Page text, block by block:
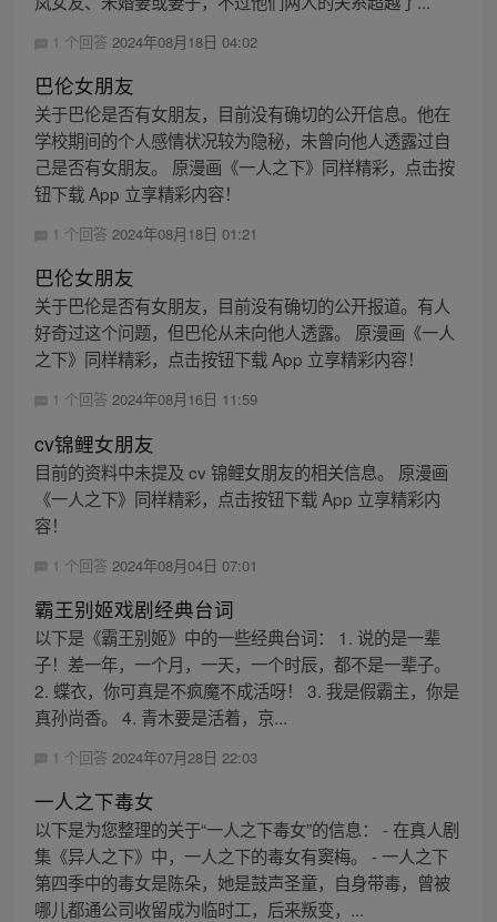
1 个回答 2024年08月18日 04:02
巴伦女朋友
关于巴伦是否有女朋友，目前没有确切的公开信息。他在
学校期间的个人感情状况较为隐秘，未曾向他人透露过自
己是否有女朋友。 原漫画《一人之下》同样精彩，点击按
钮下载 App 立享精彩内容！
1 个回答 2024年08月18日 01:21
巴伦女朋友
关于巴伦是否有女朋友，目前没有确切的公开报道。有人
好奇过这个问题，但巴伦从未向他人透露。 原漫画《一人
之下》同样精彩，点击按钮下载 App 立享精彩内容！
1 个回答 2024年08月16日 11:59
cv锦鲤女朋友
目前的资料中未提及 cv 锦鲤女朋友的相关信息。 原漫画
《一人之下》同样精彩，点击按钮下载 App 立享精彩内
容！
1 个回答 2024年08月04日 07:01
霸王别姬戏剧经典台词
以下是《霸王别姬》中的一些经典台词： 1. 说的是一辈
子！差一年，一个月，一天，一个时辰，都不是一辈子。
2. 蝶衣，你可真是不疯魔不成活呀！ 3. 我是假霸主，你是
真孙尚香。 4. 青木要是活着，京...
1 个回答 2024年07月28日 22:03
一人之下毒女
以下是为您整理的关于“一人之下毒女”的信息： - 在真人剧
集《异人之下》中，一人之下的毒女有窦梅。 - 一人之下
第四季中的毒女是陈朵，她是鼓声圣童，自身带毒，曾被
哪儿都通公司收留成为临时工，后来叛变，...